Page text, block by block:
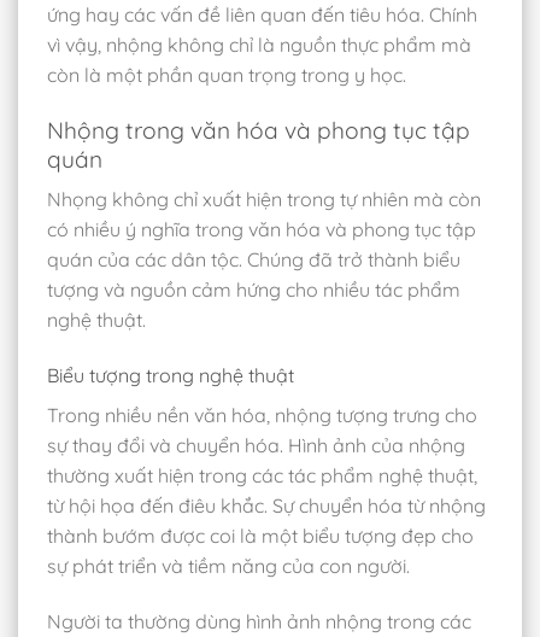
ứng hay các vấn đề liên quan đến tiêu hóa. Chính
vì vậy, nhộng không chỉ là nguồn thực phẩm mà
còn là một phần quan trọng trong y học.
Nhộng trong văn hóa và phong tục tập
quán
Nhọng không chỉ xuất hiện trong tự nhiên mà còn
có nhiều ý nghĩa trong văn hóa và phong tục tập
quán của các dân tộc. Chúng đã trở thành biểu
tượng và nguồn cảm hứng cho nhiều tác phẩm
nghệ thuật.
Biểu tượng trong nghệ thuật
Trong nhiều nền văn hóa, nhộng tượng trưng cho
sự thay đổi và chuyển hóa. Hình ảnh của nhộng
thường xuất hiện trong các tác phẩm nghệ thuật,
từ hội họa đến điêu khắc. Sự chuyển hóa từ nhộng
thành bướm được coi là một biểu tượng đẹp cho
sự phát triển và tiềm năng của con người.
Người ta thường dùng hình ảnh nhộng trong các